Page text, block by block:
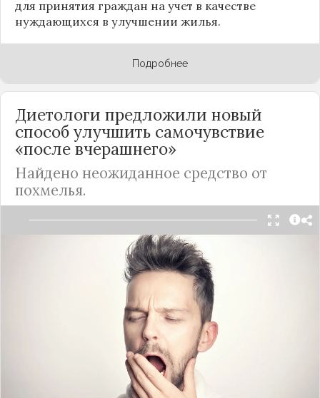
для принятия граждан на учет в качестве
нуждающихся в улучшении жилья.
Подробнее
Диетологи предложили новый
способ улучшить самочувствие
«после вчерашнего»
Найдено неожиданное средство от
похмелья.
Новое средство для облегчения симптомов
похмелья предложили американские врачи:
терапевт Фред Дэвис и диетологи Лаура
Фельдман и Дебора Сальваторе. Они обратили
внимание, что специальные напитки с
электролитами, которыми пользуются
профессиональные спортсмены для
восстановления сил, помогают перенести
состояние после алкогольной интоксикации –